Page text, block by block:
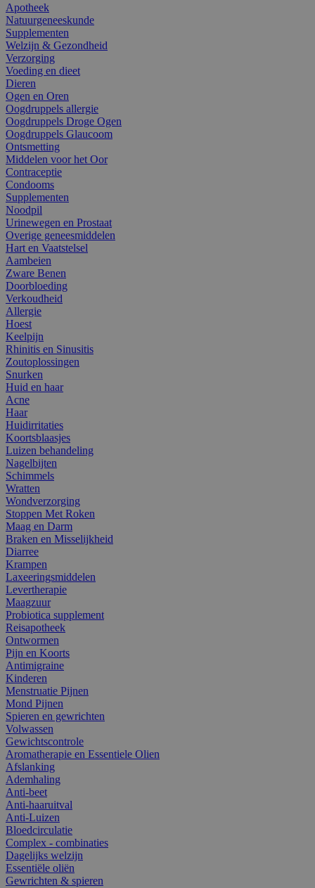
Apotheek
Natuurgeneeskunde
Supplementen
Welzijn & Gezondheid
Verzorging
Voeding en dieet
Dieren
Ogen en Oren
Oogdruppels allergie
Oogdruppels Droge Ogen
Oogdruppels Glaucoom
Ontsmetting
Middelen voor het Oor
Contraceptie
Condooms
Supplementen
Noodpil
Urinewegen en Prostaat
Overige geneesmiddelen
Hart en Vaatstelsel
Aambeien
Zware Benen
Doorbloeding
Verkoudheid
Allergie
Hoest
Keelpijn
Rhinitis en Sinusitis
Zoutoplossingen
Snurken
Huid en haar
Acne
Haar
Huidirritaties
Koortsblaasjes
Luizen behandeling
Nagelbijten
Schimmels
Wratten
Wondverzorging
Stoppen Met Roken
Maag en Darm
Braken en Misselijkheid
Diarree
Krampen
Laxeeringsmiddelen
Levertherapie
Maagzuur
Probiotica supplement
Reisapotheek
Ontwormen
Pijn en Koorts
Antimigraine
Kinderen
Menstruatie Pijnen
Mond Pijnen
Spieren en gewrichten
Volwassen
Gewichtscontrole
Aromatherapie en Essentiele Olien
Afslanking
Ademhaling
Anti-beet
Anti-haaruitval
Anti-Luizen
Bloedcirculatie
Complex - combinaties
Dagelijks welzijn
Essentiële oliën
Gewrichten & spieren